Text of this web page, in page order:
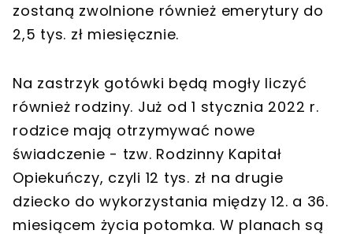
zostaną zwolnione również emerytury do
2,5 tys. zł miesięcznie.
Na zastrzyk gotówki będą mogły liczyć
również rodziny. Już od 1 stycznia 2022 r.
rodzice mają otrzymywać nowe
świadczenie - tzw. Rodzinny Kapitał
Opiekuńczy, czyli 12 tys. zł na drugie
dziecko do wykorzystania między 12. a 36.
miesiącem życia potomka. W planach są